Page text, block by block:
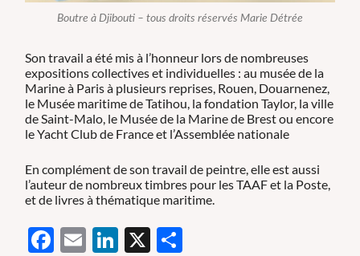
Boutre à Djibouti – tous droits réservés Marie Détrée
Son travail a été mis à l’honneur lors de nombreuses
expositions collectives et individuelles : au musée de la
Marine à Paris à plusieurs reprises, Rouen, Douarnenez,
le Musée maritime de Tatihou, la fondation Taylor, la ville
de Saint-Malo, le Musée de la Marine de Brest ou encore
le Yacht Club de France et l’Assemblée nationale
En complément de son travail de peintre, elle est aussi
l’auteur de nombreux timbres pour les TAAF et la Poste,
et de livres à thématique maritime.
Facebook
EmailLinkedIn
X